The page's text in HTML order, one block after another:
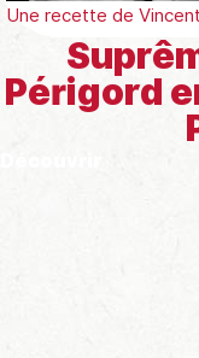
Une recette de
Périgord